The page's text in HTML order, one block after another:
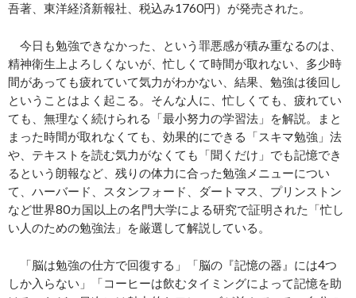
吾著、東洋経済新報社、税込み1760円）が発売された。
今日も勉強できなかった、という罪悪感が積み重なるのは、
精神衛生上よろしくないが、忙しくて時間が取れない、多少時
間があっても疲れていて気力がわかない、結果、勉強は後回し
ということはよく起こる。そんな人に、忙しくても、疲れてい
ても、無理なく続けられる「最小努力の学習法」を解説。まと
まった時間が取れなくても、効果的にできる「スキマ勉強」法
や、テキストを読む気力がなくても「聞くだけ」でも記憶でき
るという朗報など、残りの体力に合った勉強メニューについ
て、ハーバード、スタンフォード、ダートマス、プリンストン
など世界80カ国以上の名門大学による研究で証明された「忙し
い人のための勉強法」を厳選して解説している。
「脳は勉強の仕方で回復する」「脳の『記憶の器』には4つ
しか入らない」「コーヒーは飲むタイミングによって記憶を助